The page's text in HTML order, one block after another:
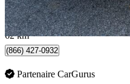
333 $/mois env.
Toronto, ON
62 km
(866) 427-0932
Partenaire CarGurus